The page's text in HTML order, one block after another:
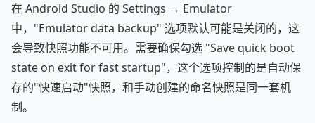
在 Android Studio 的 Settings → Emulator
中，"Emulator data backup" 选项默认可能是关闭的，这
会导致快照功能不可用。需要确保勾选 "Save quick boot
state on exit for fast startup"，这个选项控制的是自动保
存的"快速启动"快照，和手动创建的命名快照是同一套机
制。